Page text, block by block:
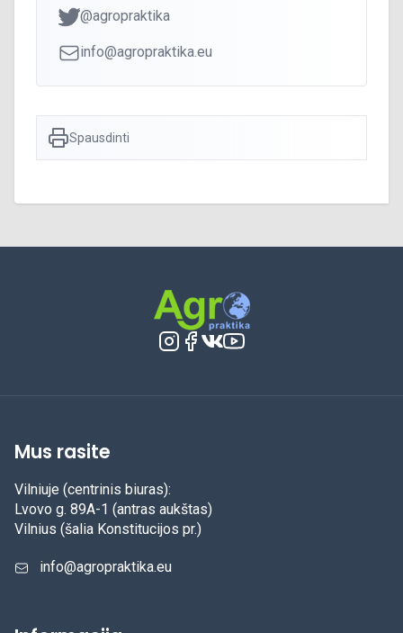
@agropraktika
info@agropraktika.eu
Spausdinti
Mus rasite
Vilniuje (centrinis biuras):
Lvovo g. 89A-1 (antras aukštas)
Vilnius (šalia Konstitucijos pr.)
info@agropraktika.eu